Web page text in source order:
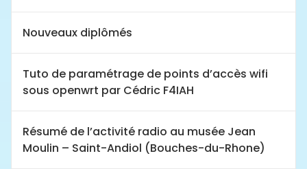
Nouveaux diplômés
Tuto de paramétrage de points d’accès wifi
sous openwrt par Cédric F4IAH
Résumé de l’activité radio au musée Jean
Moulin – Saint-Andiol (Bouches-du-Rhone)